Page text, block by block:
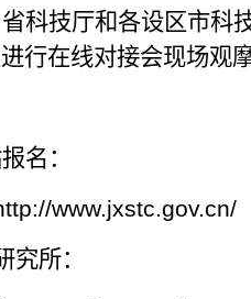
省科技厅和各设区市科
行在线对接会现场观摩
名：
www.jxstc.gov.cn/
所：